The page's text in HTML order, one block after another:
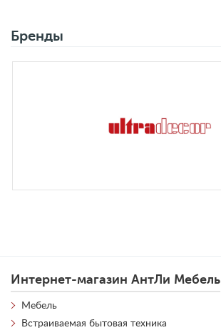
Бренды
Интернет-магазин АнтЛи Мебель
Мебель
Встраиваемая бытовая техника